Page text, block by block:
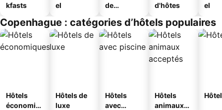
kfasts
el
de
d'hôtes
el
Copenhague : catégories d’hôtels populaires
Hôtels
économiq
Hôtels de
luxe
Hôtels
avec
Hôtels
animaux